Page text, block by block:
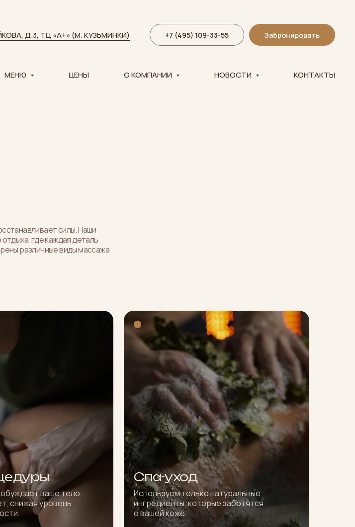
Д.3, ТЦ «А+» (М. КУЗЬМИНКИ) +7 (495) 109-33-55 Забронировать
МЕНЮ ЦЕНЫ О КОМПАНИИ НОВОСТИ КОНТАКТЫ
силы. Наши
где каждая деталь
различные виды массажа
ваше тело.
снижая уровень
Спа-уход
Используем только натуральные
ингредиенты, которые заботятся
о вашей коже.